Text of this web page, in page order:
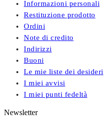
Informazioni personali
Restituzione prodotto
Ordini
Note di credito
Indirizzi
Buoni
Le mie liste dei desideri
I miei avvisi
I miei punti fedeltà
Newsletter